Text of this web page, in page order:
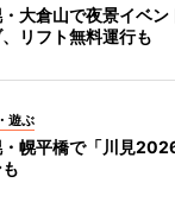
大倉山で夜景イベ
リフト無料運行も
遊ぶ
・幌平橋で「川見